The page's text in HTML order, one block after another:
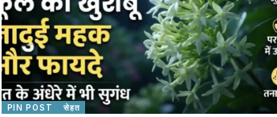
PIN POST सेहत